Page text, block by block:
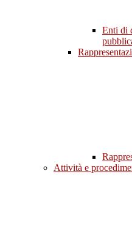
Enti di
Attività e